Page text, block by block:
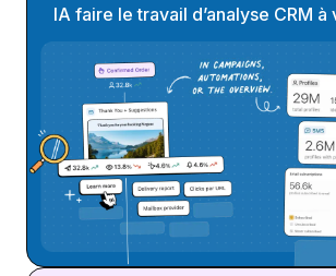
IA faire le travail d’analyse CRM